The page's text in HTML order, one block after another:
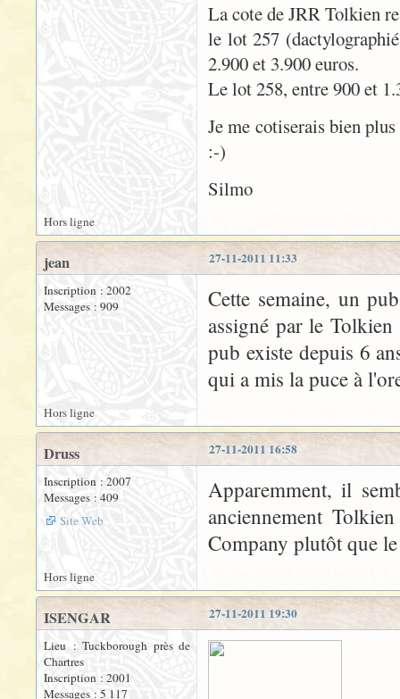
La cote de JRR Tolkien
le lot 257
2.900 et 3.900 euros.
Le lot 258, entre 900 et
Je me cotiserais bien
:-)
Silmo
Hors ligne
27-11-2011 11:33
jean
Inscription : 2002
Messages : 909
Cette semaine, un
assigné par le
pub existe depuis 6
qui a mis la puce à
Hors ligne
27-11-2011 16:58
Druss
Inscription : 2007
Messages : 409
Site Web
Apparemment, il
anciennement
Company plutôt que
Hors ligne
27-11-2011 19:30
ISENGAR
Lieu : Tuckborough près de
Chartres
Inscription : 2001
Messages : 5 117